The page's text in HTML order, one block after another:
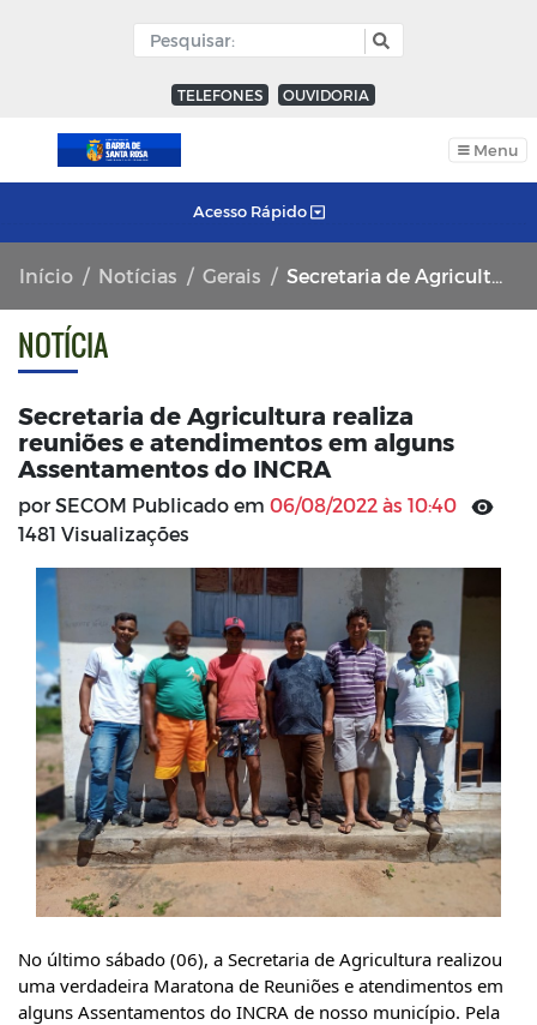
TELEFONES OUVIDORIA
Menu
Acesso Rápido
Início Notícias Gerais Secretaria de Agricultura realiza reuniões e atendimentos em alguns Assentamentos do INCRA
NOTÍCIA
Secretaria de Agricultura realiza
reuniões e atendimentos em alguns
Assentamentos do INCRA
por SECOM Publicado em 06/08/2022 às 10:40
1481 Visualizações
No último sábado (06), a Secretaria de Agricultura realizou
uma verdadeira Maratona de Reuniões e atendimentos em
alguns Assentamentos do INCRA de nosso município. Pela